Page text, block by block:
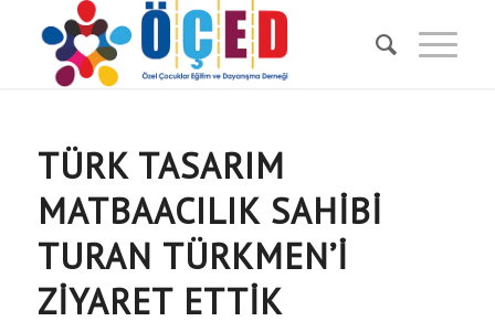
TÜRK TASARIM
MATBAACILIK SAHIBI
TURAN TÜRKMEN’I
ZIYARET ETTIK